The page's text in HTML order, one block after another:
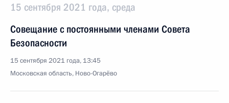
15 сентября 2021 года, среда
Совещание с постоянными членами Совета
Безопасности
15 сентября 2021 года, 13:45
Московская область, Ново-Огарёво